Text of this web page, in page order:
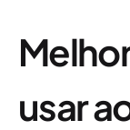
usar